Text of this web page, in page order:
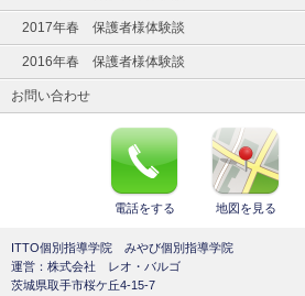
2017年春 保護者様体験談
2016年春 保護者様体験談
お問い合わせ
電話をする 地図を見る
ITTO個別指導学院 みやび個別指導学院
運営：株式会社 レオ・バルゴ
茨城県取手市桜ケ丘4-15-7